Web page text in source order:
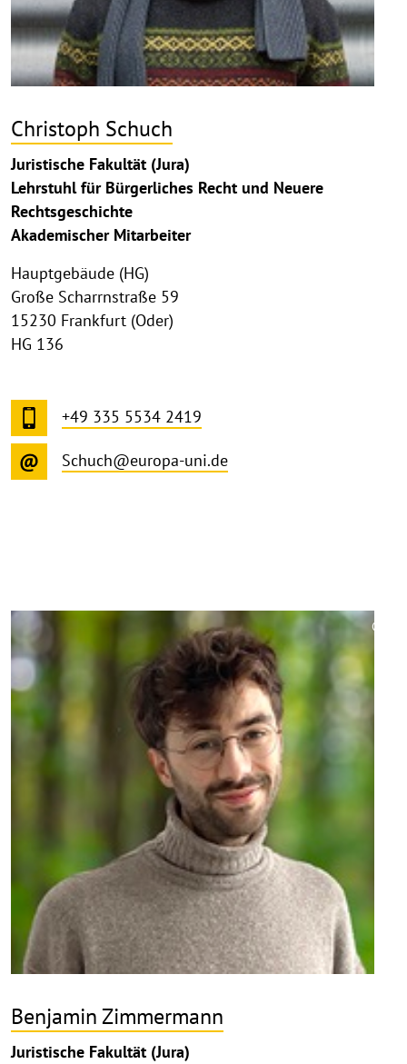
Christoph Schuch
Juristische Fakultät (Jura)
Lehrstuhl für Bürgerliches Recht und Neuere
Rechtsgeschichte
Akademischer Mitarbeiter
Hauptgebäude (HG)
Große Scharrnstraße 59
15230 Frankfurt (Oder)
HG 136
+49 335 5534 2419
Schuch@europa-uni.de
©
Benjamin Zimmermann
Juristische Fakultät (Jura)